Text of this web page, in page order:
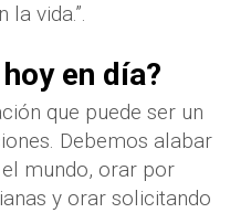
vida.”.
en día?
que puede ser un
Debemos alabar
mundo, orar por
y orar solicitando